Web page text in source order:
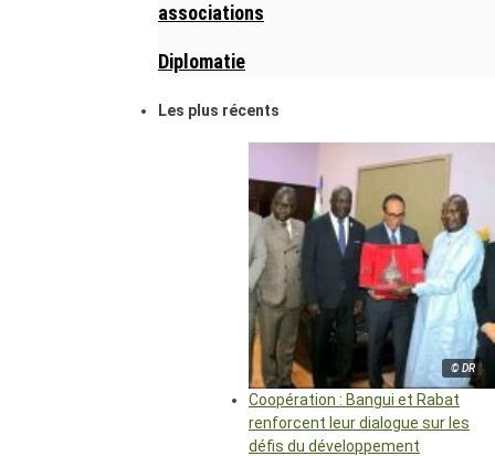
associations
Diplomatie
Les plus récents
© DR
Coopération : Bangui et Rabat
renforcent leur dialogue sur les
défis du développement